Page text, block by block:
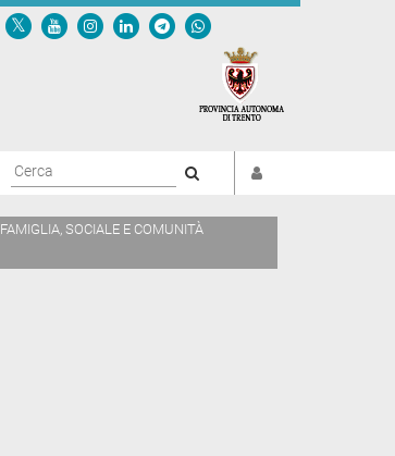
FAMIGLIA, SOCIALE E COMUNITÀ